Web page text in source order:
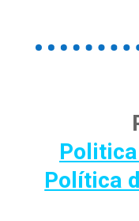
Política